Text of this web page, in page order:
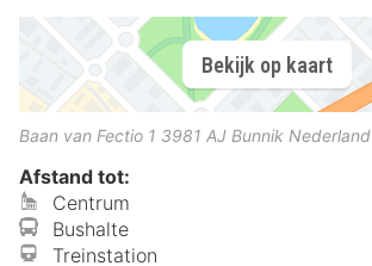
Bekijk op kaart
Baan van Fectio 1 3981 AJ Bunnik Nederland
Afstand tot:
Centrum
Bushalte
Treinstation